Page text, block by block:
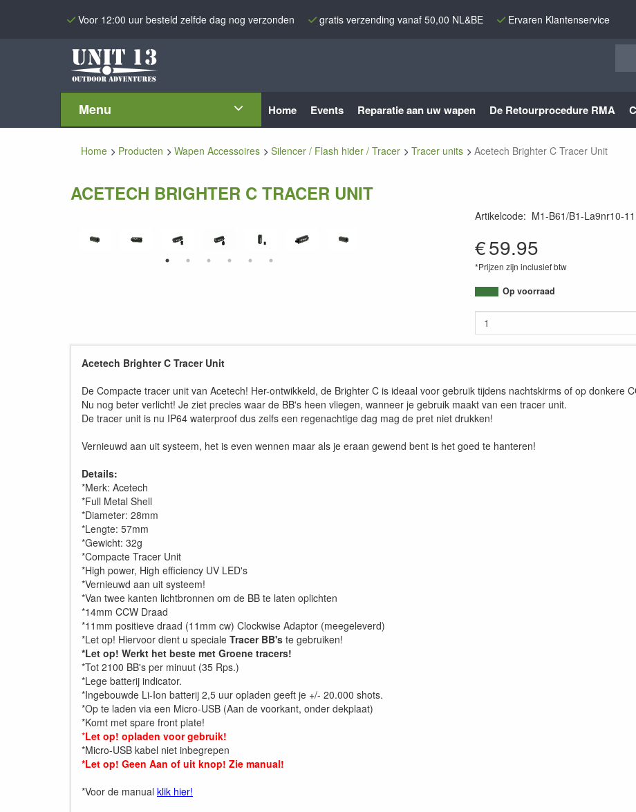
Voor 12:00 uur besteld zelfde dag nog verzonden gratis verzending vanaf 50,00 NL&BE Ervaren Klantenservice
Menu Home Events Reparatie aan uw wapen De Retourprocedure RMA
Home Producten Wapen Accessoires Silencer / Flash hider / Tracer Tracer units Acetech Brighter C Tracer Unit
ACETECH BRIGHTER C TRACER UNIT
Artikelcode: M1-B61/B1-La9nr10-11
€59.95
*Prijzen zijn inclusief btw
Op voorraad
Acetech Brighter C Tracer Unit
De Compacte tracer unit van Acetech! Her-ontwikkeld, de Brighter C is ideaal voor gebruik tijdens nachtskirms of op donkere
Nu nog beter verlicht! Je ziet precies waar de BB's heen vliegen, wanneer je gebruik maakt van een tracer unit.
De tracer unit is nu IP64 waterproof dus zelfs een regenachtige dag mag de pret niet drukken!
Vernieuwd aan uit systeem, het is even wennen maar als je eraan gewend bent is het goed te hanteren!
Details:
*Merk: Acetech
*Full Metal Shell
*Diameter: 28mm
*Lengte: 57mm
*Gewicht: 32g
*Compacte Tracer Unit
*High power, High efficiency UV LED's
*Vernieuwd aan uit systeem!
*Van twee kanten lichtbronnen om de BB te laten oplichten
*14mm CCW Draad
*11mm positieve draad (11mm cw) Clockwise Adaptor (meegeleverd)
*Let op! Hiervoor dient u speciale Tracer BB's te gebruiken!
*Let op! Werkt het beste met Groene tracers!
*Tot 2100 BB's per minuut (35 Rps.)
*Lege batterij indicator.
*Ingebouwde Li-Ion batterij 2,5 uur opladen geeft je +/- 20.000 shots.
*Op te laden via een Micro-USB (Aan de voorkant, onder dekplaat)
*Komt met spare front plate!
*Let op! opladen voor gebruik!
*Micro-USB kabel niet inbegrepen
*Let op! Geen Aan of uit knop! Zie manual!
*Voor de manual klik hier!